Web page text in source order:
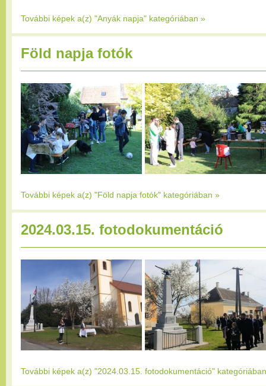
További képek a(z) "Anyák napja" kategóriában »
Föld napja fotók
További képek a(z) "Föld napja fotók" kategóriában »
2024.03.15. fotodokumentáció
További képek a(z) "2024.03.15. fotodokumentáció" kategóriában